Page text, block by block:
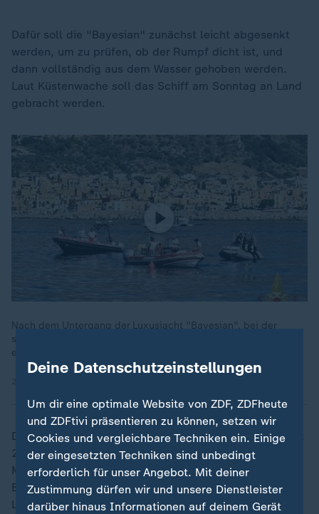
Dafür soll die "Bayesian" zunächst leicht abgesenkt
werden, um zu prüfen, ob der Rumpf dicht ist, und
dann vollständig aus dem Wasser gehoben werden.
Laut Küstenwache soll das Schiff am Sonntag an Land
gebracht werden.
Nach dem Untergang der Luxusjacht "Bayesian", bei der
sieben Menschen ums Leben kamen, wird wegen Totschlags
ermittelt. Das Unglück ereignete sich vor Sizilien.
Die als unsinkbar deklarierte Megajacht war im August
2024 während eines Unwetters gekentert. Sieben
Menschen starben bei dem Unglück, darunter der
Eigentümer, der britische Software-Milliardär Mike
Lynch, und seine 18-jährige Tochter.
Deine Datenschutzeinstellungen
Um dir eine optimale Website von ZDF, ZDFheute
und ZDFtivi präsentieren zu können, setzen wir
Cookies und vergleichbare Techniken ein. Einige
der eingesetzten Techniken sind unbedingt
erforderlich für unser Angebot. Mit deiner
Zustimmung dürfen wir und unsere Dienstleister
darüber hinaus Informationen auf deinem Gerät